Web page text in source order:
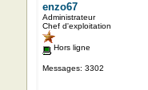
enzo67
Administrateur
Chef d'exploitation
Hors ligne
Messages: 3302